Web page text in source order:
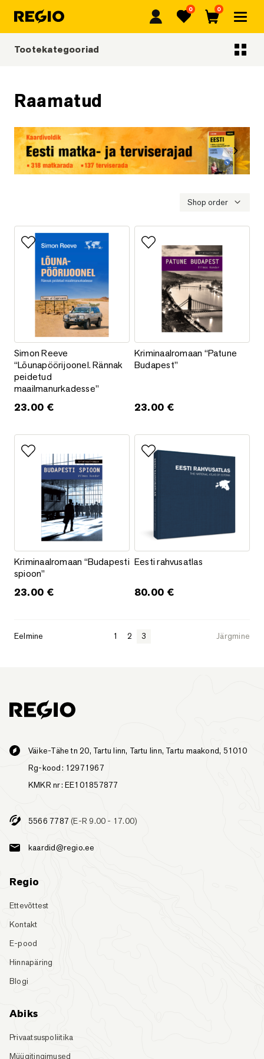
Regio Lemmikud
0
Ostukorv
0
Raamatud
Shop order
Lisa lemmikutesse
Simon Reeve “Lõunapöörijoonel. Rännak peidetud
Simon Reeve
“Lõunapöörijoonel. Rännak
peidetud
maailmanurkadesse”
23.00 €
Lisa lemmikutesse
Kriminaalromaan “Patune
Kriminaalromaan “Patune
Budapest”
23.00 €
Lisa lemmikutesse
Kriminaalromaan “Budapesti spioon”
Kriminaalromaan “Budapesti
spioon”
23.00 €
Lisa lemmikutesse
Eesti rahvusatlas
Eesti rahvusatlas
80.00 €
Eelmine 1 2 3 Järgmine
Tootekategooriad
Väike-Tähe tn 20, Tartu linn, Tartu linn, Tartu maakond, 51010
Rg-kood: 12971967
KMKR nr: EE101857877
5566 7787 (E-R 9.00 - 17.00)
kaardid@regio.ee
Regio
Ettevõttest
Kontakt
E-pood
Hinnapäring
Blogi
Abiks
Privaatsuspoliitika
Müügitingimused